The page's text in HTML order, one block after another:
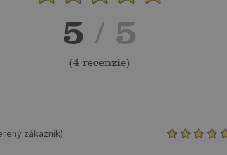
5 / 5
(4 recenzie)
zákazník)